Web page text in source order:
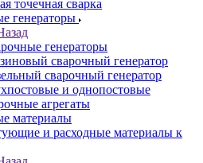
точечная сварка
генераторы
генераторы
сварочный генератор
сварочный генератор
и однопостовые
агрегаты
материалы
и расходные материалы к